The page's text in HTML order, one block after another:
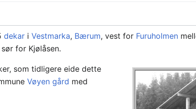
dekar iVestmarka, Bærum, vest for Furuholmen
sør for Kjølåsen.
som tidligere eide dette
Vøyen gård med